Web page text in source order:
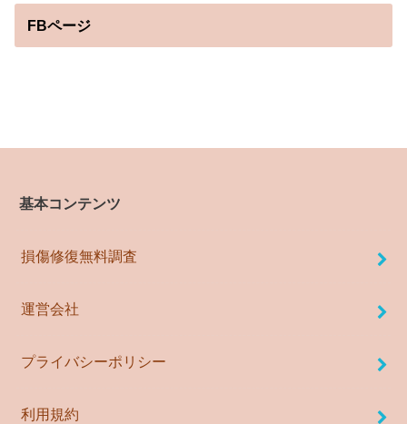
FBページ
基本コンテンツ
損傷修復無料調査
運営会社
プライバシーポリシー
利用規約